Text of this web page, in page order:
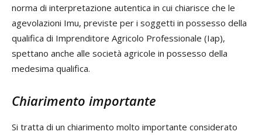
norma di interpretazione autentica in cui chiarisce che le
agevolazioni Imu, previste per i soggetti in possesso della
qualifica di Imprenditore Agricolo Professionale (Iap),
spettano anche alle società agricole in possesso della
medesima qualifica.
Chiarimento importante
Si tratta di un chiarimento molto importante considerato